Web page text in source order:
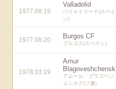
1977.08.19
Valladolid
バリャドリード(スペイ
ン)
1977.08.20 Burgos CF
ブルゴス(スペイン)
1978.03.19
Amur
Blagoveshchensk
アムール・ブラゴベシ
ェンスク(ソ連)